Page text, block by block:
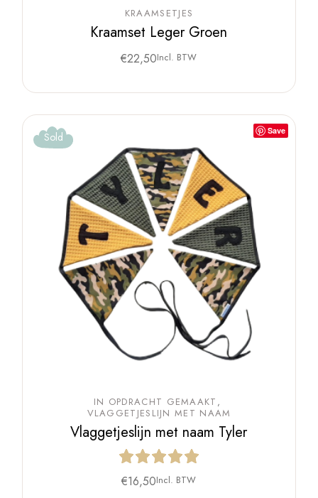
KRAAMSETJES
Kraamset Leger Groen
€22,50Incl. BTW
Save
Sold
IN OPDRACHT GEMAAKT
VLAGGETJESLIJN MET NAAM
Vlaggetjeslijn met naam Tyler
€16,50Incl. BTW